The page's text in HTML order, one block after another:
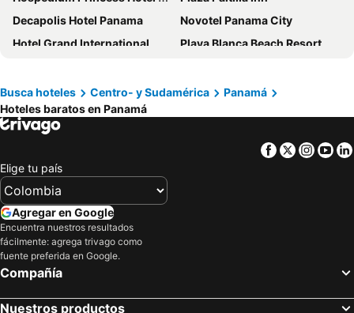
Decapolis Hotel Panama
Novotel Panama City
Hotel Grand International
Playa Blanca Beach Resort
Holiday Inn Panama Distrito Financiero by IHG
Hotel Las Americas Golden Tower Panamá
Radisson Hotel Panama Canal
Hotel Principe
Courtyard by Marriott Panama Multiplaza Mall
Riande Aeropuerto Hotel Casino
Sheraton Grand Panama
Gamboa Rainforest Reserve
TRYP by Wyndham Panama Centro
Exe Oriental Panamá
Punta Caracol Acqua Lodge
Holiday Inn Panama Canal By Ihg
Busca hoteles Centro- y Sudamérica
Panamá
Hoteles baratos en Panamá
Facebook
Twitter
Elige tu país
Agregar en Google
Encuentra nuestros resultados
fácilmente: agrega trivago como
fuente preferida en Google.
Compañía
Nuestros productos